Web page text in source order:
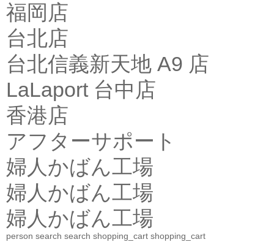
福岡店
台北店
台北信義新天地 A9 店
LaLaport 台中店
香港店
アフターサポート
婦人かばん工場
婦人かばん工場
婦人かばん工場
person search search shopping_cart shopping_cart